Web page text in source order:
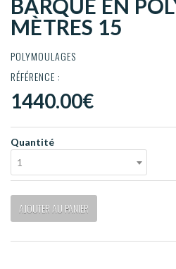
BARQUE EN
MÈTRES 15
POLYMOULAGES
RÉFÉRENCE :
1440.00€
Quantité
1
AJOUTER AU PANIER